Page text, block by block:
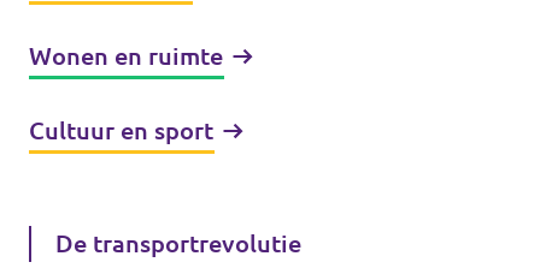
Wonen en ruimte
Cultuur en sport
De transportrevolutie